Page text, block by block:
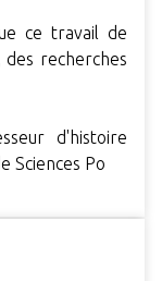
ce travail de
des recherches
d'histoire
Sciences Po